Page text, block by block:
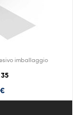
imballaggio
€